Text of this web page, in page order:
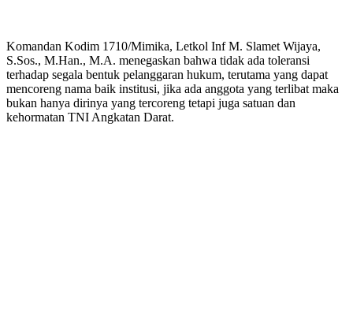
Komandan Kodim 1710/Mimika, Letkol Inf M. Slamet Wijaya,
S.Sos., M.Han., M.A. menegaskan bahwa tidak ada toleransi
terhadap segala bentuk pelanggaran hukum, terutama yang dapat
mencoreng nama baik institusi, jika ada anggota yang terlibat maka
bukan hanya dirinya yang tercoreng tetapi juga satuan dan
kehormatan TNI Angkatan Darat.